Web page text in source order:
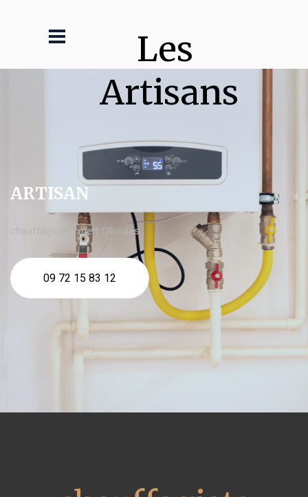
Les
Artisans
ARTISAN
chauffagiste expert Ollioules
09 72 15 83 12